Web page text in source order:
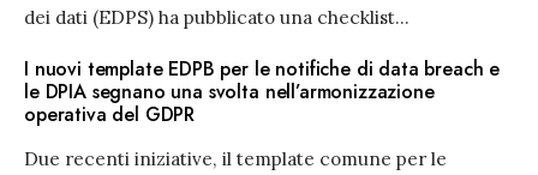
dei dati (EDPS) ha pubblicato una checklist...
I nuovi template EDPB per le notifiche di data breach e
le DPIA segnano una svolta nell’armonizzazione
operativa del GDPR
Due recenti iniziative, il template comune per le